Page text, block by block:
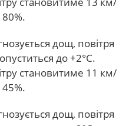
80%.
дощ, повітря
до +2°С.
становитиме 11 км/
45%.
дощ, повітря